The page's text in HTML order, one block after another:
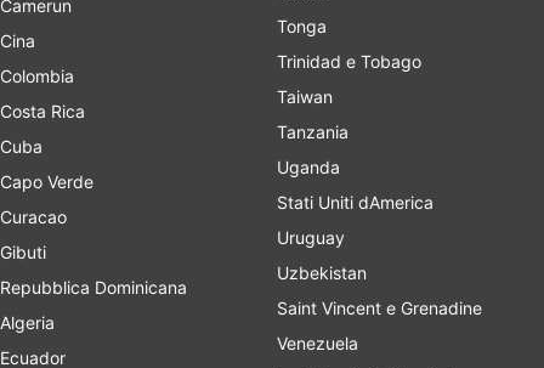
Camerun
Cina
Colombia
Costa Rica
Cuba
Capo Verde
Curacao
Gibuti
Repubblica Dominicana
Algeria
Ecuador
Tonga
Trinidad e Tobago
Taiwan
Tanzania
Uganda
Stati Uniti dAmerica
Uruguay
Uzbekistan
Saint Vincent e Grenadine
Venezuela